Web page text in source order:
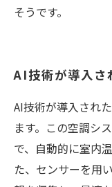
そうです。
AI技術が導入さ
AI技術が導入され
ます。この空調シ
で、自動的に室内
た、センサーを用